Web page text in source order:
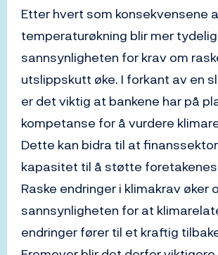
Etter hvert som konsekvensene
temperaturøkning blir mer
sannsynligheten for krav om
utslippskutt øke. I forkant av en
er det viktig at bankene har på
kompetanse for å vurdere
Dette kan bidra til at
kapasitet til å støtte
Raske endringer i klimakrav øker
sannsynligheten for at
endringer fører til et kraftig